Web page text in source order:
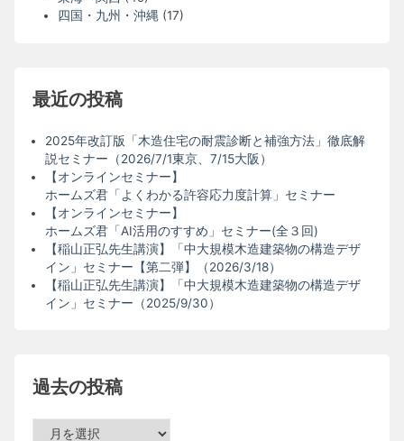
四国・九州・沖縄(17)
最近の投稿
2025年改訂版「木造住宅の耐震診断と補強方法」徹底解
説セミナー（2026/7/1東京、7/15大阪）
【オンラインセミナー】
ホームズ君「よくわかる許容応力度計算」セミナー
【オンラインセミナー】
ホームズ君「AI活用のすすめ」セミナー(全３回)
【稲山正弘先生講演】「中大規模木造建築物の構造デザ
イン」セミナー【第二弾】（2026/3/18）
【稲山正弘先生講演】「中大規模木造建築物の構造デザ
イン」セミナー（2025/9/30）
過去の投稿